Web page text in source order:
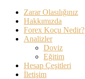
Zarar Olasılığınız
Hakkımızda
Forex Koçu Nedir?
Analizler
Doviz
Eğitim
Hesap Çeşitleri
İletişim